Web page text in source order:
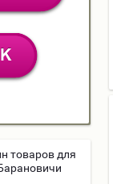
товаров для